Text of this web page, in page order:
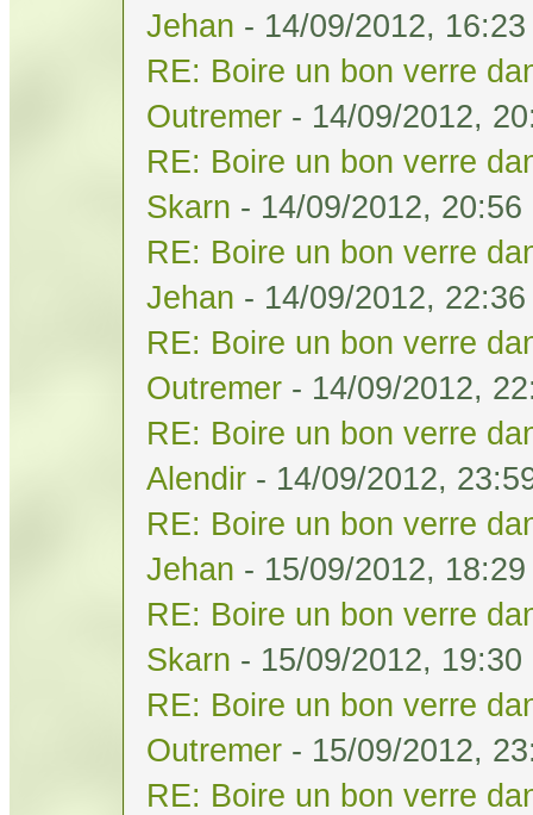
Jehan - 14/09/2012, 16:23
RE: Boire un bon verre
Outremer - 14/09/2012,
RE: Boire un bon verre
Skarn - 14/09/2012, 20:56
RE: Boire un bon verre
Jehan - 14/09/2012, 22:36
RE: Boire un bon verre
Outremer - 14/09/2012,
RE: Boire un bon verre
Alendir - 14/09/2012,
RE: Boire un bon verre
Jehan - 15/09/2012, 18:29
RE: Boire un bon verre
Skarn - 15/09/2012, 19:30
RE: Boire un bon verre
Outremer - 15/09/2012,
RE: Boire un bon verre